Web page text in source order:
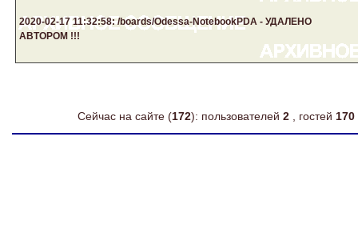
2020-02-17 11:32:58: /boards/Odessa-NotebookPDA - УДАЛЕНО
АВТОРОМ !!!
Сейчас на сайте (172): пользователей 2 , гостей 170